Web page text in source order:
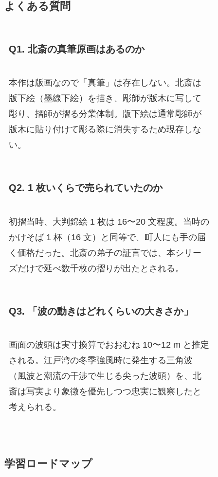
よくある質問
Q1. 北斎の真筆原画はあるのか
本作は版画なので「真筆」は存在しない。北斎は
版下絵（墨線下絵）を描き、彫師が版木に写して
彫り、摺師が摺る分業体制。版下絵は通常彫師が
版木に貼り付けて彫る際に消失するため現存しな
い。
Q2. 1 枚いくらで売られていたのか
初摺当時、大判錦絵 1 枚は 16〜20 文程度。当時の
かけそば 1 杯（16 文）と同等で、町人にも手の届
く価格だった。北斎の弟子の証言では、本シリー
ズだけで延べ数千枚の摺りが出たとされる。
Q3. 「波の動きはどれくらいの大きさか」
画面の波頭は実寸換算でおおむね 10〜12 m と推定
される。江戸湾の冬季強風時に発生する三角波
（風波と潮流の干渉で生じる尖った波頭）を、北
斎は写実より象徴を優先しつつ忠実に観察したと
考えられる。
学習ロードマップ